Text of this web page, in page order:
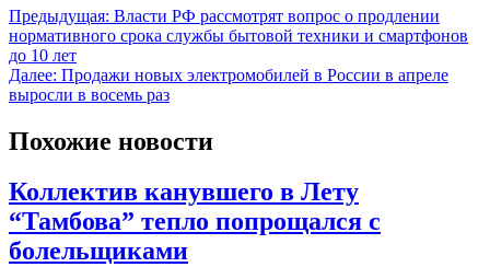
Предыдущая: Власти РФ рассмотрят вопрос о продлении
нормативного срока службы бытовой техники и смартфонов
до 10 лет
Далее: Продажи новых электромобилей в России в апреле
выросли в восемь раз
Похожие новости
Коллектив канувшего в Лету
“Тамбова” тепло попрощался с
болельщиками